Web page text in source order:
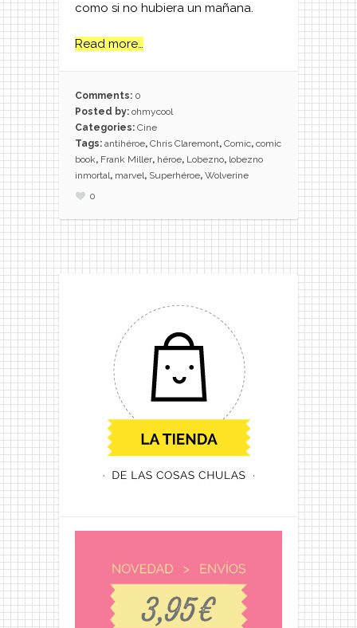
como si no hubiera un mañana.
Read more…
Comments: 0
Posted by: ohmycool
Categories: Cine
Tags: antihéroe, Chris Claremont, Comic, comic
book, Frank Miller, héroe, Lobezno, lobezno
inmortal, marvel, Superhéroe, Wolverine
0